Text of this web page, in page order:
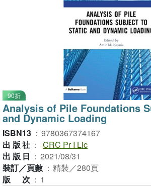
90折
Analysis of Pile Foundations
and Dynamic Loading
ISBN13 ： 9780367374167
出版社 ： CRC Pr I Llc
出版日 ： 2021/08/31
裝訂／頁數 ： 精裝／280頁
版次 ： 1